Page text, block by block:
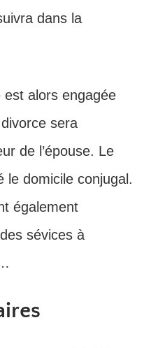
dans la
alors engagée
sera
de l’épouse. Le
le domicile conjugal.
également
sévices à